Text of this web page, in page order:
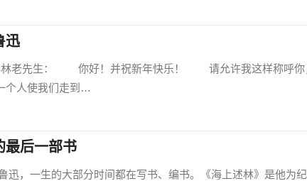
迅
先生： 你好！并祝新年快乐！ 请允许我这样称呼你
个人使我们走到…
最后一部书
生的大部分时间都在写书、编书。《海上述林》是他为纪